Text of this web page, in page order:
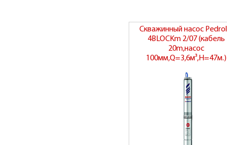
Скважинный насос
4BLOCKm 2/07 (кабель
20m,насос
100мм,Q=3,6м³,H=47м.)